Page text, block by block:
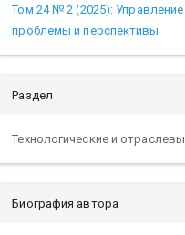
Том 24 № 2 (2025):
проблемы и перспективы
Раздел
Технологические и
Биография автора